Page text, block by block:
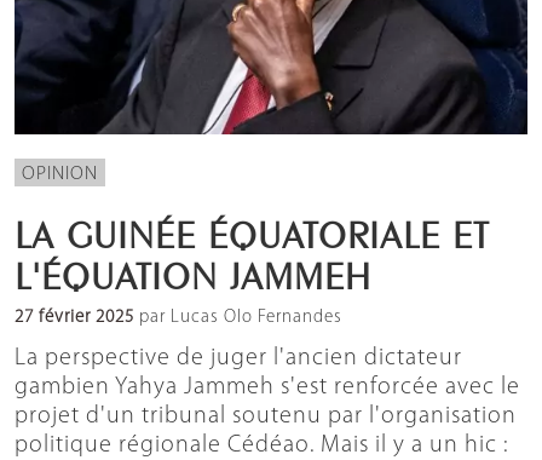
OPINION
LA GUINÉE ÉQUATORIALE ET
L'ÉQUATION JAMMEH
27 février 2025 par Lucas Olo Fernandes
La perspective de juger l'ancien dictateur
gambien Yahya Jammeh s'est renforcée avec le
projet d'un tribunal soutenu par l'organisation
politique régionale Cédéao. Mais il y a un hic :